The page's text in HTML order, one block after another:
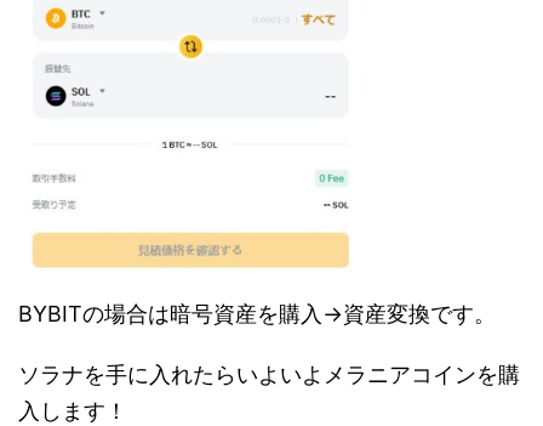
BYBITの場合は暗号資産を購入→資産変換です。
ソラナを手に入れたらいよいよメラニアコインを購
入します！